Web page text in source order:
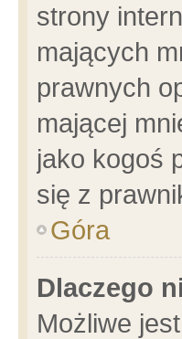
strony
mających
prawnych
mającej
jako kogoś
się z
Góra
Dlaczego
Możliwe